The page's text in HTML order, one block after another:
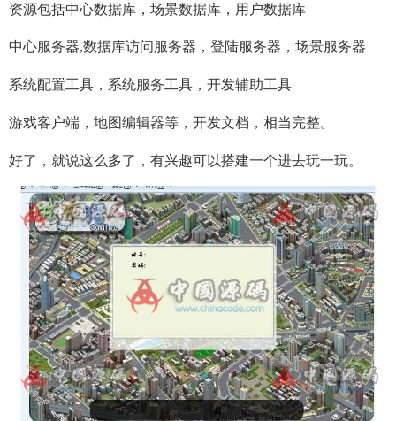
资源包括中心数据库，场景数据库，用户数据库
中心服务器,数据库访问服务器，登陆服务器，场景服务器
系统配置工具，系统服务工具，开发辅助工具
游戏客户端，地图编辑器等，开发文档，相当完整。
好了，就说这么多了，有兴趣可以搭建一个进去玩一玩。